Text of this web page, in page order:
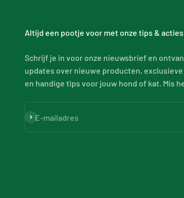
Altijd een pootje voor met onze tips & acties
Schrijf je in voor onze nieuwsbrief en
updates over nieuwe producten,
en handige tips voor jouw hond of kat. Mis
E-mailadres
Abonneren